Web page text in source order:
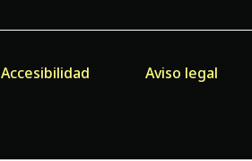
Accesibilidad Aviso legal